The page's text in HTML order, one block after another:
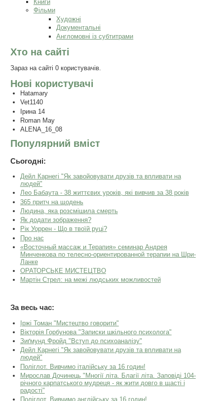
Книги
Фільми
Художні
Документальні
Англомовні із субтитрами
Хто на сайті
Зараз на сайті 0 користувачів.
Нові користувачі
Hatamary
Vet1140
Ірина 14
Roman May
ALENA_16_08
Популярний вміст
Сьогодні:
Дейл Карнегі "Як завойовувати друзів та впливати на
людей"
Лео Бабаута - 38 життєвих уроків, які вивчив за 38 років
365 притч на щодень
Людина, яка розсмішила смерть
Як додати зображення?
Рік Уоррен - Що в твоїй руці?
Про нас
«Восточный массаж и Терапия» семинар Андрея
Минченкова по телесно-ориентированной терапии на Шри-
Ланке
ОРАТОРСЬКЕ МИСТЕЦТВО
Мартін Стрел: на межі людських можливостей
За весь час:
Іржі Томан "Мистецтво говорити"
Вікторія Горбунова "Записки шкільного психолога"
Зиґмунд Фройд "Вступ до психоаналізу"
Дейл Карнегі "Як завойовувати друзів та впливати на
людей"
Поліглот. Вивчимо італійську за 16 годин!
Мирослав Дочинець "Многії літа. Благії літа. Заповіді 104-
річного карпатського мудреця - як жити довго в щасті і
радості"
Поліглот. Вивчимо англійську за 16 годин!